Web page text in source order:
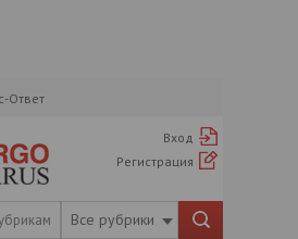
Ответ
Вход
Регистрация
Все рубрики